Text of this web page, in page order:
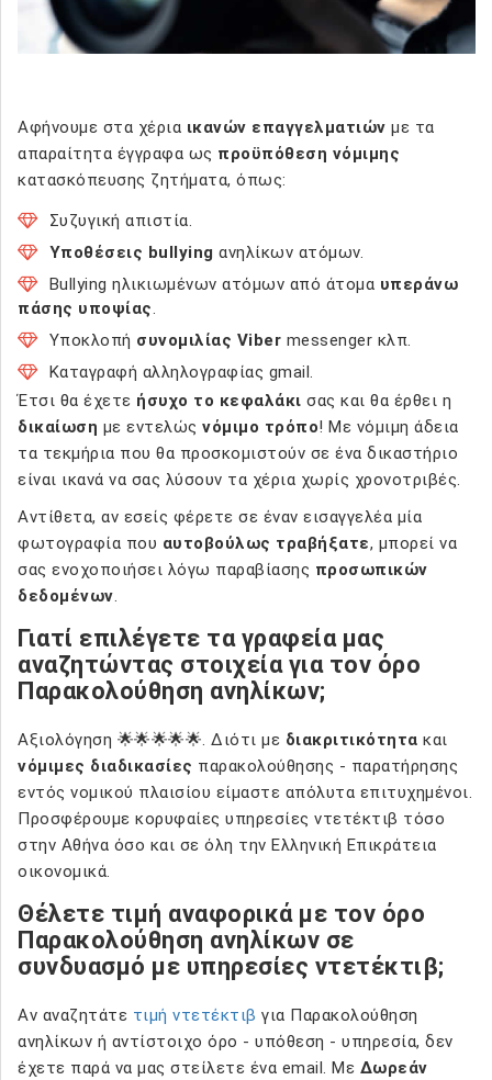
Αφήνουμε στα χέρια ικανών επαγγελματιών με τα
απαραίτητα έγγραφα ως προϋπόθεση νόμιμης
κατασκόπευσης ζητήματα, όπως:
Συζυγική απιστία.
Υποθέσεις bullying ανηλίκων ατόμων.
Bullying ηλικιωμένων ατόμων από άτομα υπεράνω
πάσης υποψίας.
Υποκλοπή συνομιλίας Viber messenger κλπ.
Καταγραφή αλληλογραφίας gmail.
Έτσι θα έχετε ήσυχο το κεφαλάκι σας και θα έρθει η
δικαίωση με εντελώς νόμιμο τρόπο! Με νόμιμη άδεια
τα τεκμήρια που θα προσκομιστούν σε ένα δικαστήριο
είναι ικανά να σας λύσουν τα χέρια χωρίς χρονοτριβές.
Αντίθετα, αν εσείς φέρετε σε έναν εισαγγελέα μία
φωτογραφία που αυτοβούλως τραβήξατε, μπορεί να
σας ενοχοποιήσει λόγω παραβίασης προσωπικών
δεδομένων.
Γιατί επιλέγετε τα γραφεία μας
αναζητώντας στοιχεία για τον όρο
Παρακολούθηση ανηλίκων;
Αξιολόγηση 🌟🌟🌟🌟🌟. Διότι με διακριτικότητα και
νόμιμες διαδικασίες παρακολούθησης - παρατήρησης
εντός νομικού πλαισίου είμαστε απόλυτα επιτυχημένοι.
Προσφέρουμε κορυφαίες υπηρεσίες ντετέκτιβ τόσο
στην Αθήνα όσο και σε όλη την Ελληνική Επικράτεια
οικονομικά.
Θέλετε τιμή αναφορικά με τον όρο
Παρακολούθηση ανηλίκων σε
συνδυασμό με υπηρεσίες ντετέκτιβ;
Αν αναζητάτε τιμή ντετέκτιβ για Παρακολούθηση
ανηλίκων ή αντίστοιχο όρο - υπόθεση - υπηρεσία, δεν
έχετε παρά να μας στείλετε ένα email. Με Δωρεάν